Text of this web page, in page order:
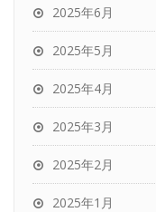
2025年6月
2025年5月
2025年4月
2025年3月
2025年2月
2025年1月